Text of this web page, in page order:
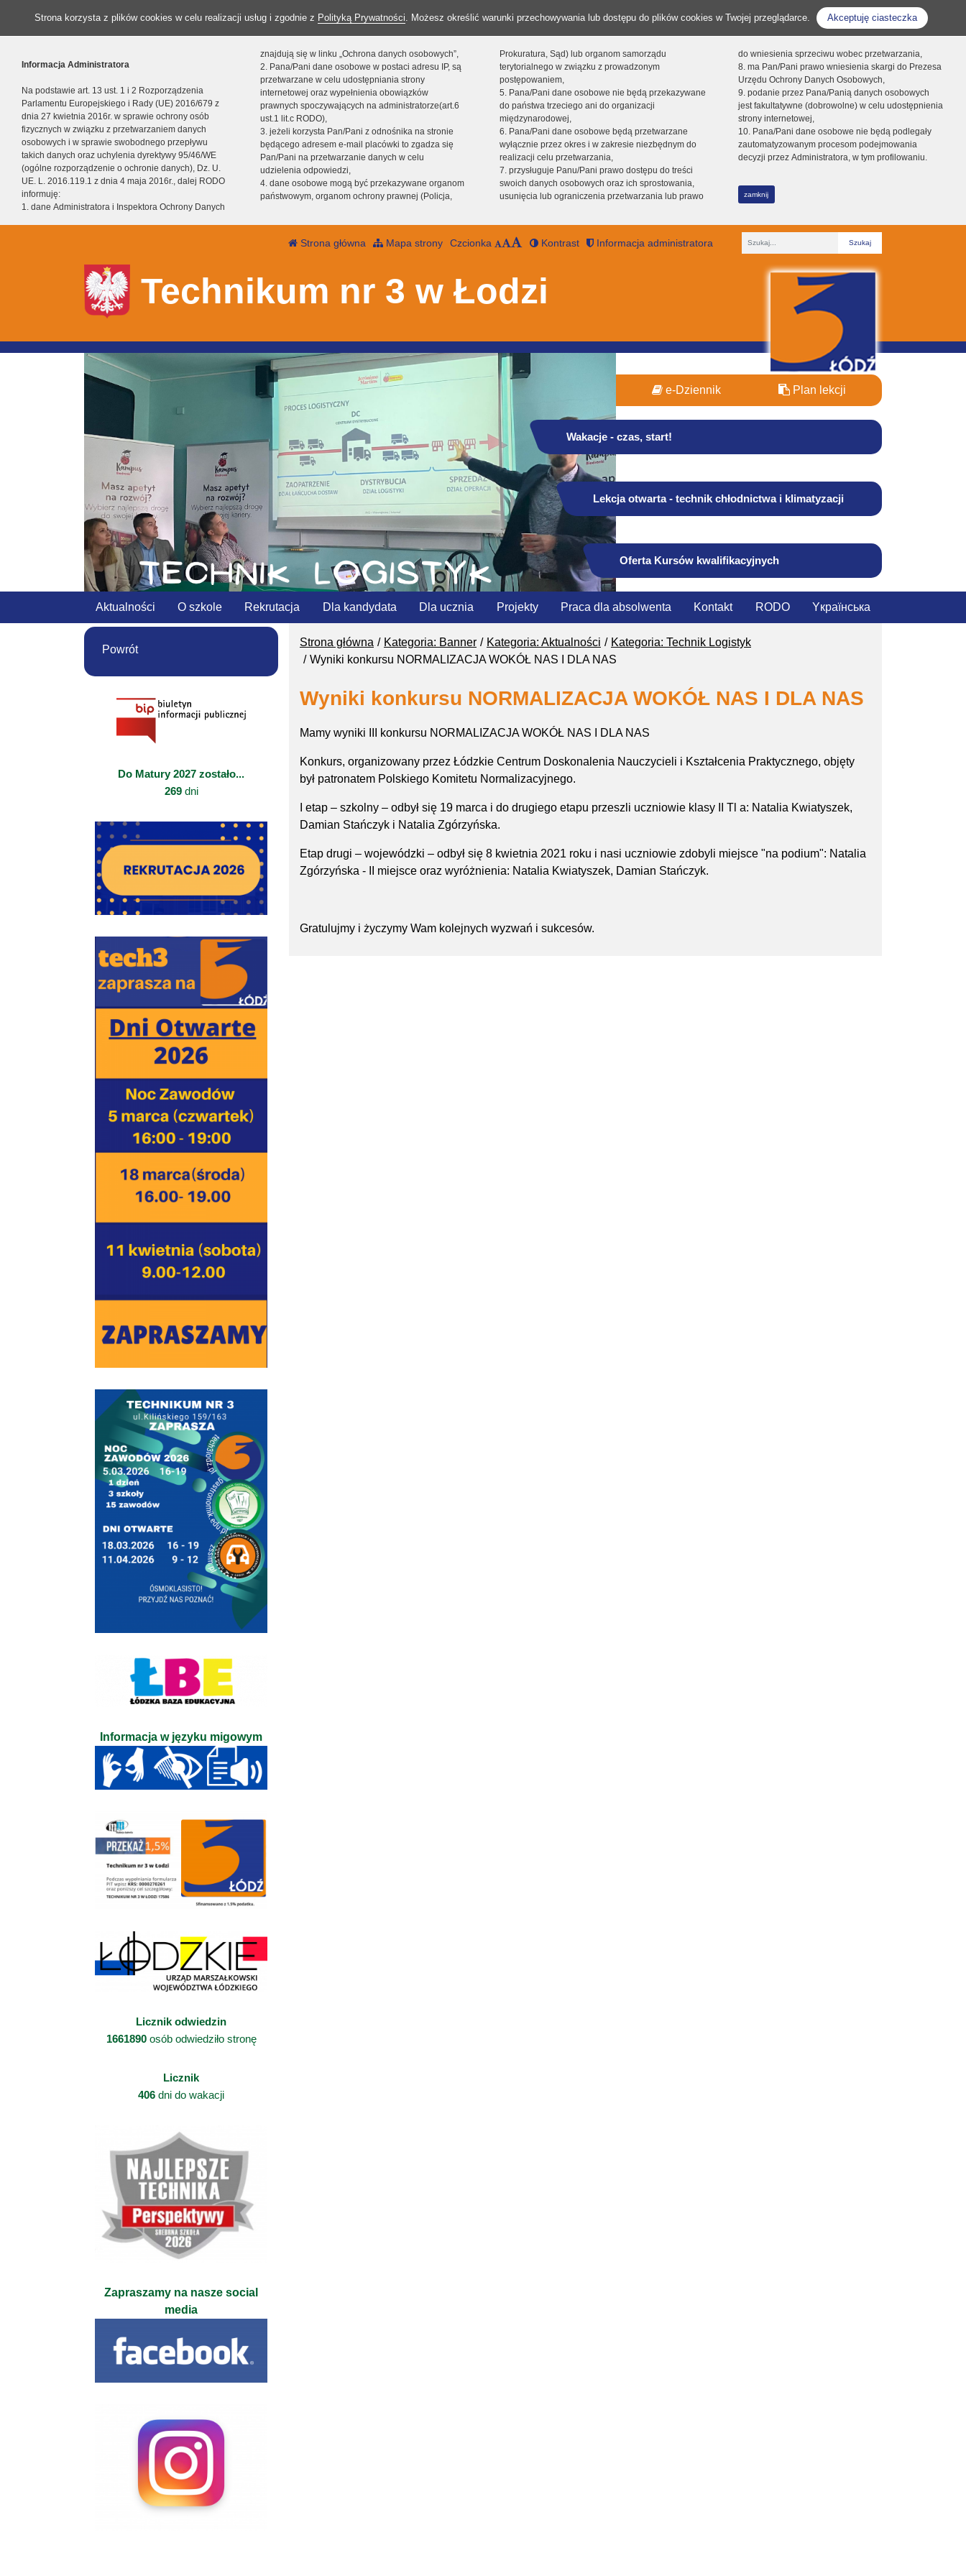
Strona korzysta z plików cookies w celu realizacji usług i zgodnie z Polityką Prywatności. Możesz określić warunki przechowywania lub dostępu do plików cookies w Twojej przeglądarce. Akceptuję ciasteczka
Informacja Administratora
Na podstawie art. 13 ust. 1 i 2 Rozporządzenia
Parlamentu Europejskiego i Rady (UE) 2016/679 z
dnia 27 kwietnia 2016r. w sprawie ochrony osób
fizycznych w związku z przetwarzaniem danych
osobowych i w sprawie swobodnego przepływu
takich danych oraz uchylenia dyrektywy 95/46/WE
(ogólne rozporządzenie o ochronie danych), Dz. U.
UE. L. 2016.119.1 z dnia 4 maja 2016r., dalej RODO
informuję:
1. dane Administratora i Inspektora Ochrony Danych
znajdują się w linku „Ochrona danych osobowych”,
2. Pana/Pani dane osobowe w postaci adresu IP, są
przetwarzane w celu udostępniania strony
internetowej oraz wypełnienia obowiązków
prawnych spoczywających na administratorze(art.6
ust.1 lit.c RODO),
3. jeżeli korzysta Pan/Pani z odnośnika na stronie
będącego adresem e-mail placówki to zgadza się
Pan/Pani na przetwarzanie danych w celu
udzielenia odpowiedzi,
4. dane osobowe mogą być przekazywane organom
państwowym, organom ochrony prawnej (Policja,
Prokuratura, Sąd) lub organom samorządu
terytorialnego w związku z prowadzonym
postępowaniem,
5. Pana/Pani dane osobowe nie będą przekazywane
do państwa trzeciego ani do organizacji
międzynarodowej,
6. Pana/Pani dane osobowe będą przetwarzane
wyłącznie przez okres i w zakresie niezbędnym do
realizacji celu przetwarzania,
7. przysługuje Panu/Pani prawo dostępu do treści
swoich danych osobowych oraz ich sprostowania,
usunięcia lub ograniczenia przetwarzania lub prawo
do wniesienia sprzeciwu wobec przetwarzania,
8. ma Pan/Pani prawo wniesienia skargi do Prezesa
Urzędu Ochrony Danych Osobowych,
9. podanie przez Pana/Panią danych osobowych
jest fakultatywne (dobrowolne) w celu udostępnienia
strony internetowej,
10. Pana/Pani dane osobowe nie będą podlegały
zautomatyzowanym procesom podejmowania
decyzji przez Administratora, w tym profilowaniu.
zamknij
Strona główna Mapa strony Czcionka Kontrast Informacja administratora
Fraza
Technikum nr 3 w Łodzi
e-Dziennik Plan lekcji
Wakacje - czas, start!
Lekcja otwarta - technik chłodnictwa i klimatyzacji
Oferta Kursów kwalifikacyjnych
Aktualności O szkole Rekrutacja Dla kandydata Dla ucznia Projekty Praca dla absolwenta Kontakt RODO Yкраїнська
Strona główna Kategoria: Banner Kategoria: Aktualności
Kategoria: Technik Logistyk
Wyniki konkursu NORMALIZACJA WOKÓŁ NAS I DLA NAS
Wyniki konkursu NORMALIZACJA WOKÓŁ NAS I DLA NAS
Mamy wyniki III konkursu NORMALIZACJA WOKÓŁ NAS I DLA NAS
Konkurs, organizowany przez Łódzkie Centrum Doskonalenia Nauczycieli i Kształcenia Praktycznego, objęty
był patronatem Polskiego Komitetu Normalizacyjnego.
I etap – szkolny – odbył się 19 marca i do drugiego etapu przeszli uczniowie klasy II Tl a: Natalia Kwiatyszek,
Damian Stańczyk i Natalia Zgórzyńska.
Etap drugi – wojewódzki – odbył się 8 kwietnia 2021 roku i nasi uczniowie zdobyli miejsce "na podium": Natalia
Zgórzyńska - II miejsce oraz wyróżnienia: Natalia Kwiatyszek, Damian Stańczyk.
Gratulujmy i życzymy Wam kolejnych wyzwań i sukcesów.
Powrót
Do Matury 2027 zostało...
269dni
Informacja w języku migowym
Licznik odwiedzin
1661890osób odwiedziło stronę
Licznik
406 dni do wakacji
Zapraszamy na nasze social
media